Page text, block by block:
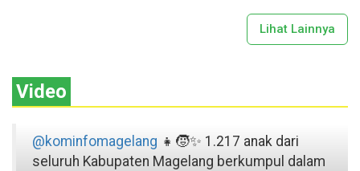
Lihat Lainnya
Video
@kominfomagelang 👧🧒✨ 1.217 anak dari
seluruh Kabupaten Magelang berkumpul dalam